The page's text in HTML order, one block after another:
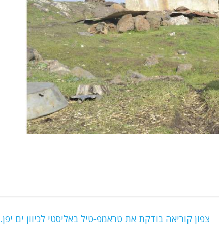
צפון קוריאה בודקת את טראמפ-טיל באליסטי לכיוון ים יפן.